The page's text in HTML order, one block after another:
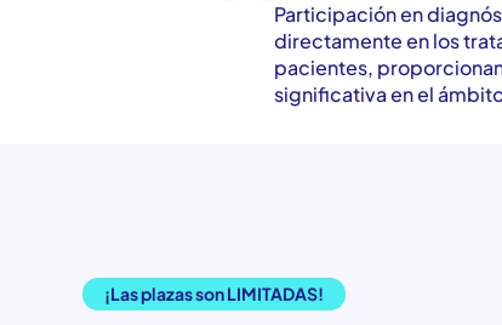
Participación en
directamente en los
pacientes,
significativa en el
¡Las plazas son LIMITADAS!